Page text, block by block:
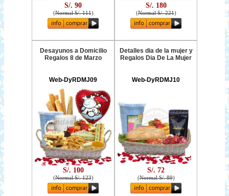
S/. 90
(Normal S/. 111)
S/. 180
(Normal S/. 221)
Desayunos a Domicilio
Regalos 8 de Marzo
Web-DyRDMJ09
S/. 100
(Normal S/. 123)
Detalles dia de la mujer y
Regalos Dia De La Mujer
Web-DyRDMJ10
S/. 72
(Normal S/. 89)